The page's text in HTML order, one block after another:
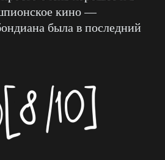
кино —
была в последний